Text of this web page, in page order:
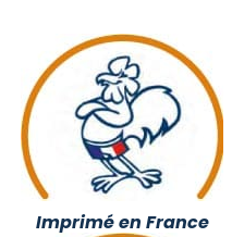
Imprimé en France